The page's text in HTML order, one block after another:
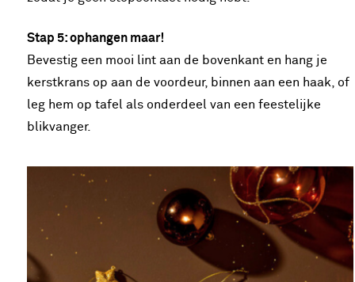
Stap 5: ophangen maar!
Bevestig een mooi lint aan de bovenkant en hang je
kerstkrans op aan de voordeur, binnen aan een haak, of
leg hem op tafel als onderdeel van een feestelijke
blikvanger.